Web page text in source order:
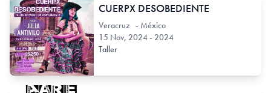
CUERPX DESOBEDIENTE
Veracruz - México
15 Nov, 2024 - 2024
Taller